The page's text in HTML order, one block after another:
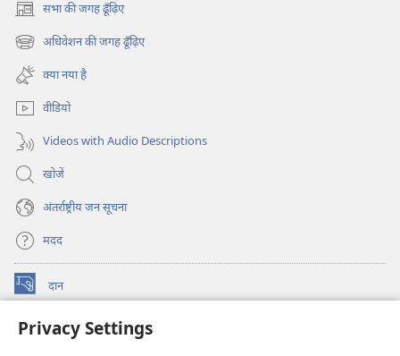
Privacy Settings
सभा की जगह ढूँढ़िए
(opens
new
window)
अधिवेशन की जगह ढूँढ़िए
(opens
new
window)
क्या नया है
वीडियो
Videos with Audio Descriptions
खोजें
अंतर्राष्ट्रीय जन सूचना
मदद
दान
(opens
window)
वॉचटावर ऑनलाइन लाइब्रेरी